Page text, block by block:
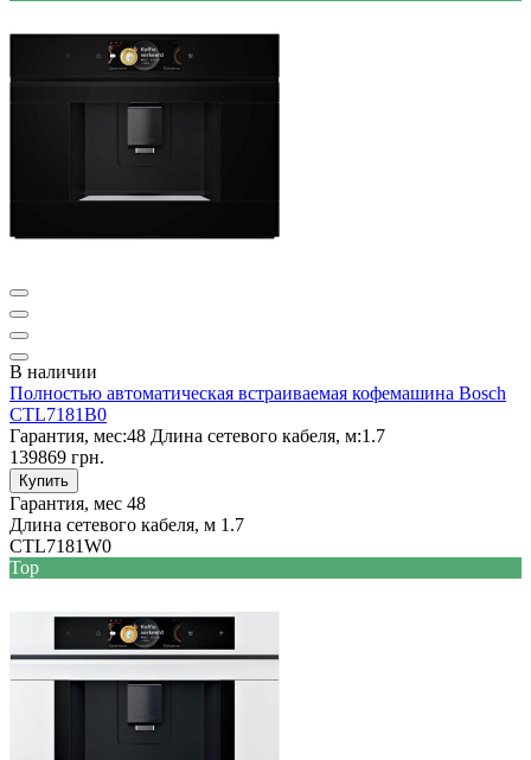
В наличии
Полностью автоматическая встраиваемая кофемашина Bosch
CTL7181B0
Гарантия, мес:48 Длина сетевого кабеля, м:1.7
139869 грн.
Купить
Гарантия, мес 48
Длина сетевого кабеля, м 1.7
CTL7181W0
Top